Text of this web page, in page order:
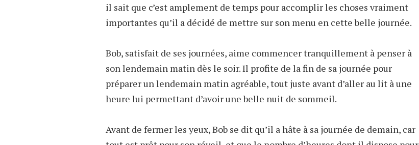
il sait que c’est amplement de temps pour accomplir les choses vraiment
importantes qu’il a décidé de mettre sur son menu en cette belle journée.
Bob, satisfait de ses journées, aime commencer tranquillement à penser à
son lendemain matin dès le soir. Il profite de la fin de sa journée pour
préparer un lendemain matin agréable, tout juste avant d’aller au lit à une
heure lui permettant d’avoir une belle nuit de sommeil.
Avant de fermer les yeux, Bob se dit qu’il a hâte à sa journée de demain, car